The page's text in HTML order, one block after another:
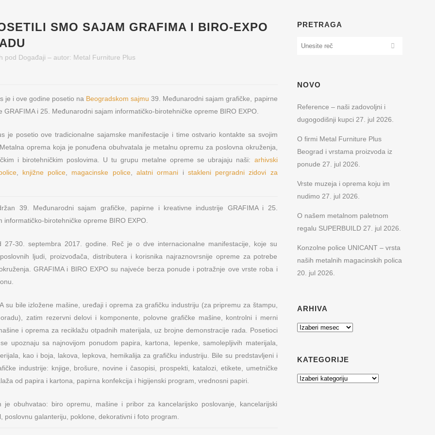
SMO SAJAM GRAFIMA I BIRO-EXPO
pod Događaji – autor: Metal Furniture Plus
je i ove godine posetio na Beogradskom sajmu 39. Međunarodni sajam grafičke, papirne
GRAFIMA i 25. Međunarodni sajam informatičko-birotehničke opreme BIRO EXPO.
je posetio ove tradicionalne sajamske manifestacije i time ostvario kontakte sa svojim
oprema koja je ponuđena obuhvatala je metalnu opremu za poslovna okruženja,
i birotehničkim poslovima. U tu grupu metalne opreme se ubrajaju naši: arhivski
, knjižne police magacinske police, alatni ormani i stakleni pergradni zidovi za
39. Međunarodni sajam grafičke, papirne i kreativne industrije GRAFIMA i 25.
informatičko-birotehničke opreme BIRO EXPO.
27-30. septembra 2017. godine. Reč je o dve internacionalne manifestacije, koje su
ljudi, proizvođača, distributera i korisnika najraznovrsnije opreme za potrebe
GRAFIMA i BIRO EXPO su najveće berza ponude i potražnje ove vrste roba i
su bile izložene mašine, uređaji i oprema za grafičku industriju (za pripremu za štampu,
zatim rezervni delovi i komponente, polovne grafičke mašine, kontrolni i merni
i oprema za reciklažu otpadnih materijala, uz brojne demonstracije rada. Posetioci
upoznaju sa najnovijom ponudom papira, kartona, lepenke, samolepljivih materijala,
kao i boja, lakova, lepkova, hemikalija za grafičku industriju. Bile su predstavljeni i
industrije: knjige, brošure, novine i časopisi, prospekti, katalozi, etikete, umetničke
od papira i kartona, papirna konfekcija i higijenski program, vrednosni papiri.
je obuhvatao: biro opremu, mašine i pribor za kancelarijsko poslovanje, kancelarijski
poslovnu galanteriju, poklone, dekorativni i foto program.
PRETRAGA
NOVO
Reference – naši zadovoljni i
dugogodišnji kupci 27. jul 2026.
O firmi Metal Furniture Plus
Beograd i vrstama proizvoda iz
ponude 27. jul 2026.
Vrste muzeja i oprema koju im
nudimo 27. jul 2026.
O našem metalnom paletnom
regalu SUPERBUILD 27. jul 2026.
Konzolne police UNICANT – vrsta
naših metalnih magacinskih polica
20. jul 2026.
ARHIVA
Arhiva
KATEGORIJE
Kategorije